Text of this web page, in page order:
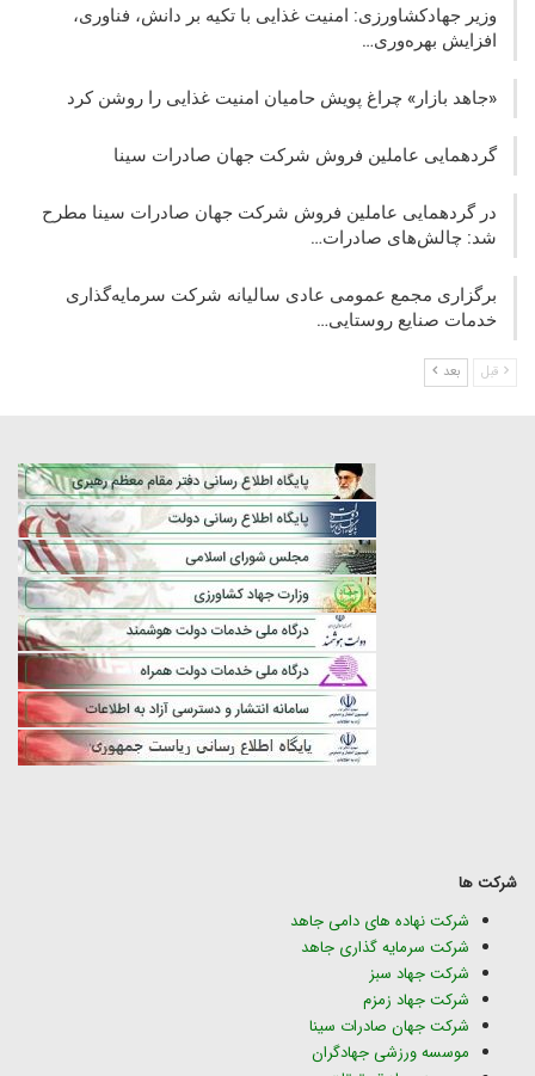
وزیر جهادکشاورزی: امنیت غذایی با تکیه بر دانش، فناوری،
افزایش بهره‌وری…
«جاهد بازار» چراغ پویش حامیان امنیت غذایی را روشن کرد
گردهمایی عاملین فروش شرکت جهان صادرات سینا
در گردهمایی عاملین فروش شرکت جهان صادرات سینا مطرح
شد: چالش‌های صادرات…
برگزاری مجمع عمومی عادی سالیانه شرکت سرمایه‌گذاری
خدمات صنایع روستایی…
قبل بعد
شرکت ها
شرکت نهاده های دامی جاهد
شرکت سرمایه گذاری جاهد
شرکت جهاد سبز
شرکت جهاد زمزم
شرکت جهان صادرات سینا
موسسه ورزشی جهادگران